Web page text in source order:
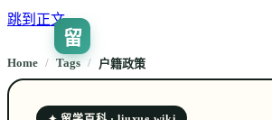
跳到正文
留
Home / Tags / 户籍政策